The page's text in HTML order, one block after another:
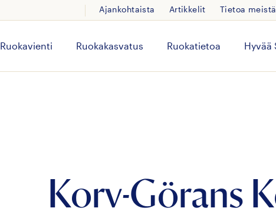
Ajankohtaista Artikkelit Tietoa meistä
Ruokavienti Ruokakasvatus Ruokatietoa Hyvää
Korv-Görans